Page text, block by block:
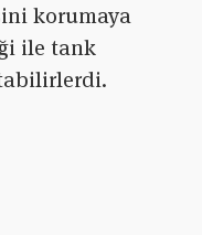
korumaya
ile tank